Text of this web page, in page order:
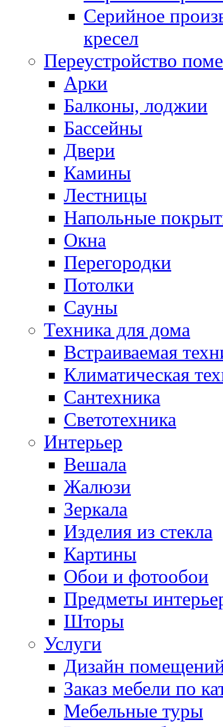
Серийное
кресел
Переустройство
Арки
Балконы, лоджии
Бассейны
Двери
Камины
Лестницы
Напольные
Окна
Перегородки
Потолки
Сауны
Техника для дома
Встраиваемая
Климатическая
Сантехника
Светотехника
Интерьер
Вешала
Жалюзи
Зеркала
Изделия из стекла
Картины
Обои и фотообои
Предметы
Шторы
Услуги
Дизайн
Заказ мебели по
Мебельные туры